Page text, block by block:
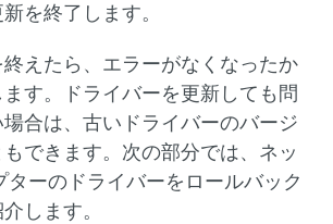
を終了します。
えたら、エラーがなくなったか
す。ドライバーを更新しても問
合は、古いドライバーのバージ
できます。次の部分では、ネッ
ターのドライバーをロールバック
します。